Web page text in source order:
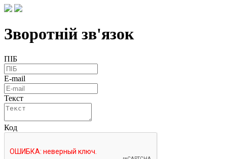
Зворотній зв'язок
ПІБ
E-mail
Текст
Код